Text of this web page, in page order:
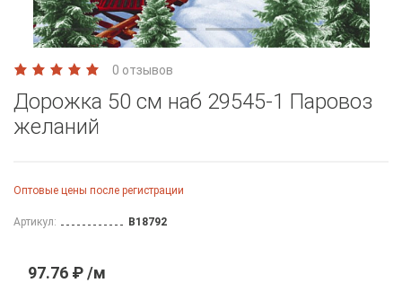
0 отзывов
Дорожка 50 см наб 29545-1 Паровоз
желаний
Оптовые цены после регистрации
Артикул: B18792
97.76 ₽ /м